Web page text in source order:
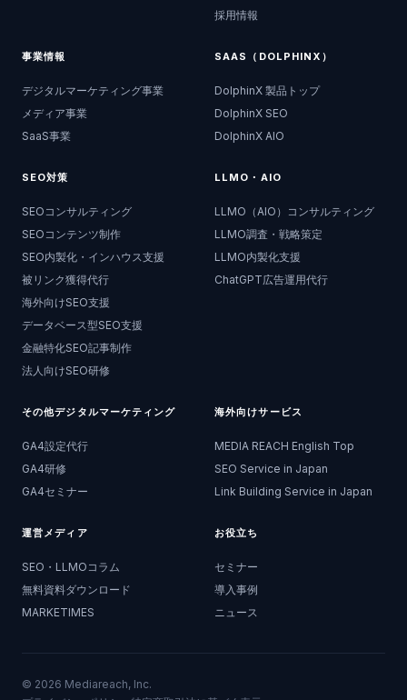
採用情報
事業情報
デジタルマーケティング事業
メディア事業
SaaS事業
SAAS（DOLPHINX）
DolphinX 製品トップ
DolphinX SEO
DolphinX AIO
SEO対策
SEOコンサルティング
SEOコンテンツ制作
SEO内製化・インハウス支援
被リンク獲得代行
海外向けSEO支援
データベース型SEO支援
金融特化SEO記事制作
法人向けSEO研修
LLMO・AIO
LLMO（AIO）コンサルティング
LLMO調査・戦略策定
LLMO内製化支援
ChatGPT広告運用代行
その他デジタルマーケティング
GA4設定代行
GA4研修
GA4セミナー
海外向けサービス
MEDIA REACH English Top
SEO Service in Japan
Link Building Service in Japan
運営メディア
SEO・LLMOコラム
無料資料ダウンロード
MARKETIMES
お役立ち
セミナー
導入事例
ニュース
© 2026 Mediareach, Inc.